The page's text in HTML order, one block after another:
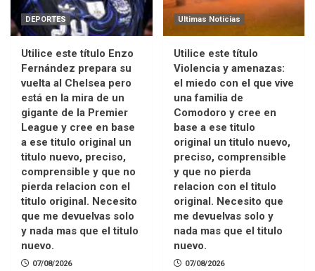
DEPORTES
Utilice este título Enzo
Fernández prepara su
vuelta al Chelsea pero
está en la mira de un
gigante de la Premier
League y cree en base
a ese titulo original un
titulo nuevo, preciso,
comprensible y que no
pierda relacion con el
titulo original. Necesito
que me devuelvas solo
y nada mas que el titulo
nuevo.
07/08/2026
Ultimas Noticias
Utilice este título
Violencia y amenazas:
el miedo con el que vive
una familia de
Comodoro y cree en
base a ese titulo
original un titulo nuevo,
preciso, comprensible
y que no pierda
relacion con el titulo
original. Necesito que
me devuelvas solo y
nada mas que el titulo
nuevo.
07/08/2026